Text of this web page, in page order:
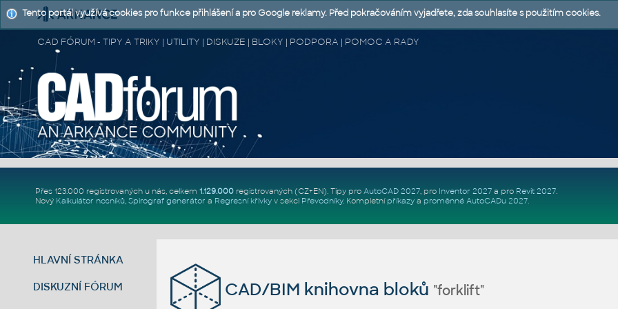
CAD FÓRUM - TIPY A TRIKY | UTILITY | DISKUZE | BLOKY | PODPORA | POMOC A RADY
Přes 123.000 registrovaných u nás, celkem 1.129.000registrovaných (CZ+EN). Tipy pro AutoCAD 2027, pro Inventor 2027a pro Revit 2027.
Nový Kalkulátor nosníků, Spirograf generátor a Regresní křivkyv sekci Převodníky. Kompletní příkazya proměnné AutoCADu 2027.
HLAVNÍ STRÁNKA
DISKUZNÍ FÓRUM CAD/BIM knihovna bloků "forklift"
Tento portál využívá cookies pro funkce přihlášení a pro Google reklamy. Před pokračováním vyjadřete, zda souhlasíte s použitím cookies.